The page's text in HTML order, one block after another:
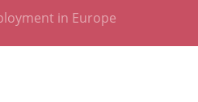
in Europe